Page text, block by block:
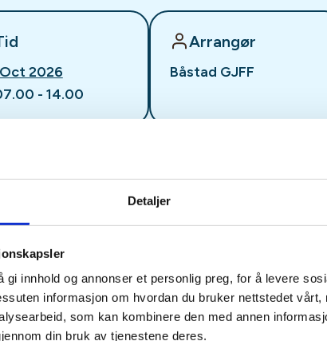
Detaljer
innhold og annonser et personlig preg, for å levere
informasjon om hvordan du bruker nettstedet vårt,
som kan kombinere den med annen
din bruk av tjenestene deres.
2026
- 14.00
Arrangør
Båstad GJFF
med drivende hund.
i Båstad, og håper
medlemskap.